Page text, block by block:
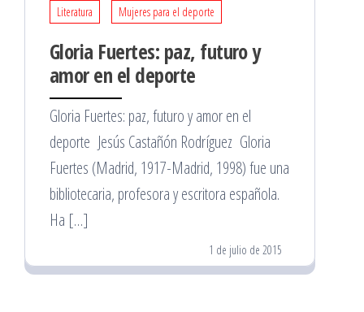
Literatura Mujeres para el deporte
Gloria Fuertes: paz, futuro y
amor en el deporte
Gloria Fuertes: paz, futuro y amor en el
deporte Jesús Castañón Rodríguez Gloria
Fuertes (Madrid, 1917-Madrid, 1998) fue una
bibliotecaria, profesora y escritora española.
Ha […]
1 de julio de 2015